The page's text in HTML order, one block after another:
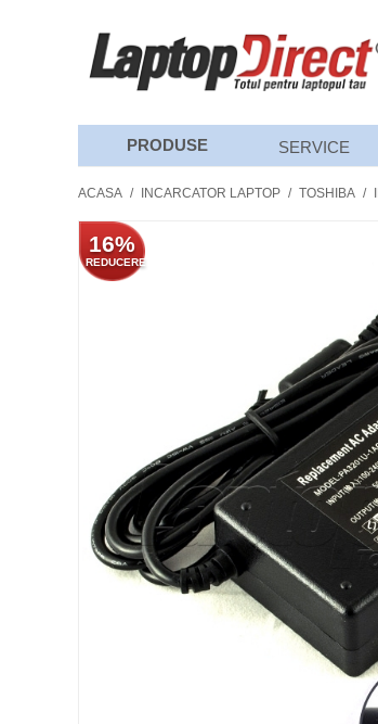
PRODUSE SERVICE
ACASA / INCARCATOR LAPTOP / TOSHIBA /
16%
REDUCERE